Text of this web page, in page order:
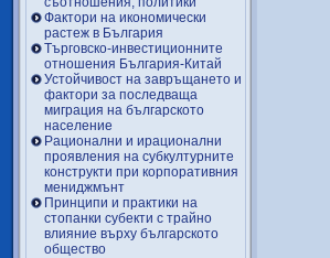
Фактори на икономически
растеж в България
Търговско-инвестиционните
отношения България-Китай
Устойчивост на завръщането и
фактори за последваща
миграция на българското
население
Рационални и ирационални
проявления на субкултурните
конструкти при корпоративния
мениджмънт
Принципи и практики на
стопанки субекти с трайно
влияние върху българското
общество